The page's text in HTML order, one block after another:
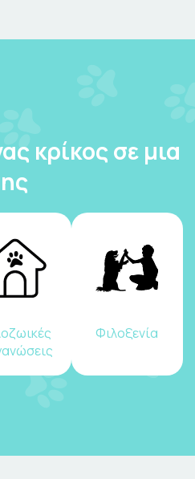
κρίκος σε μια
Φιλοξενία